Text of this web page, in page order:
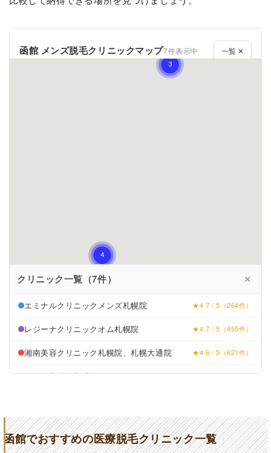
函館 メンズ脱毛クリニックマップ7件表示中 一覧 ✕
クリニック一覧（7件） ✕
エミナルクリニックメンズ札幌院 ★4.7 / 5（264件）
レジーナクリニックオム札幌院 ★4.7 / 5（455件）
湘南美容クリニック札幌院、札幌大通院 ★4.6 / 5（621件）
こにし内科・心臓血管クリニック ★3.4 / 5（9件）
すどうスキンクリニック ★3.6 / 5（28件）
ようこクリニック ★4.3 / 5（50件）
函館でおすすめの医療脱毛クリニック一覧